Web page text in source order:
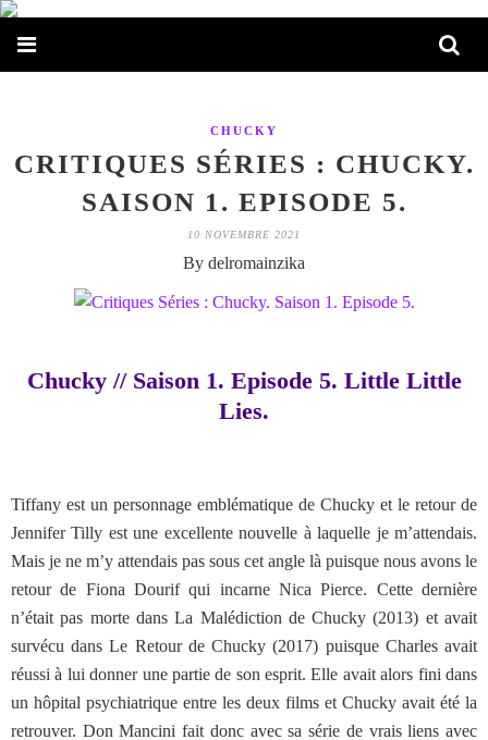
CHUCKY
CRITIQUES SÉRIES : CHUCKY.
SAISON 1. EPISODE 5.
10 NOVEMBRE 2021
By delromainzika
Chucky // Saison 1. Episode 5. Little Little
Lies.
Tiffany est un personnage emblématique de Chucky et le retour de
Jennifer Tilly est une excellente nouvelle à laquelle je m’attendais.
Mais je ne m’y attendais pas sous cet angle là puisque nous avons le
retour de Fiona Dourif qui incarne Nica Pierce. Cette dernière
n’était pas morte dans La Malédiction de Chucky (2013) et avait
survécu dans Le Retour de Chucky (2017) puisque Charles avait
réussi à lui donner une partie de son esprit. Elle avait alors fini dans
un hôpital psychiatrique entre les deux films et Chucky avait été la
retrouver. Don Mancini fait donc avec sa série de vrais liens avec